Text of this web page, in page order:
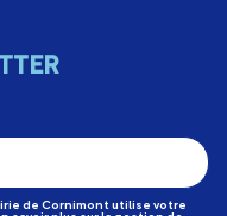
de Cornimont utilise votre